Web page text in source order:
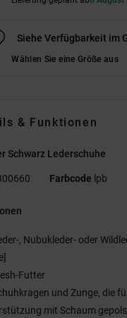
Siehe Verfügbarkeit im
Wählen Sie eine Größe aus
& Funktionen
Schwarz Lederschuhe
Farbcode lpb
, Nubukleder- oder
Futter
und Zunge, die
mit Schaum